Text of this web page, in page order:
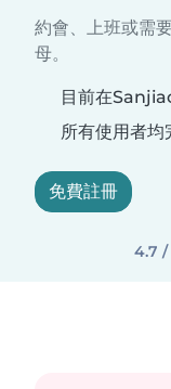
約會、上班或需
母。
目前在
所有使用者均
免費註冊
4.7 /